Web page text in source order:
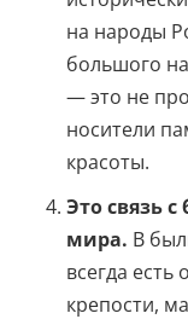
на народы
большого
— это не
носители
красоты.
Это связь
мира. В
всегда есть
крепости,